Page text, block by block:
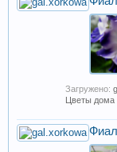
Загружено:
Цветы дома